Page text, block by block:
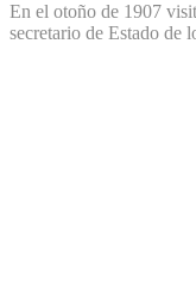
En el otoño de 1907
secretario de Estado de